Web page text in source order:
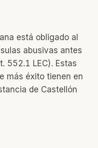
está obligado al
abusivas antes
552.1 LEC). Estas
más éxito tienen en
de Castellón